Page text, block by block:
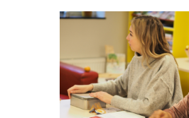
VRIJWILLIGERS & STAGIAIRES